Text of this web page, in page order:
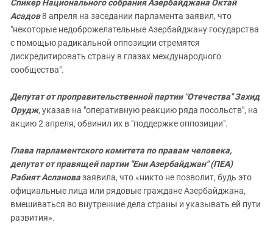
Спикер Национального собрания Азербайджана Октай
Асадов8 апреля на заседании парламента заявил, что
"некоторые недоброжелательные Азербайджану государства
с помощью радикальной оппозиции стремятся
дискредитировать страну в глазах международного
сообщества".
Депутат от проправительственной партии "Отечества" Захид
Орудж, указав на "оперативную реакцию ряда посольств", на
акцию 2 апреля, обвинил их в "поддержке оппозиции".
Глава парламентского комитета по правам человека,
депутат от правящей партии "Ени Азербайджан" (ПЕА)
Рабият Аслановазаявила, что «никто не позволит, будь это
официальные лица или рядовые граждане Азербайджана,
вмешиваться во внутренние дела страны и указывать ей пути
развития».